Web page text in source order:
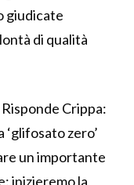
giudicate
di qualità
Crippa:
zero’
un importante
inizieremo la